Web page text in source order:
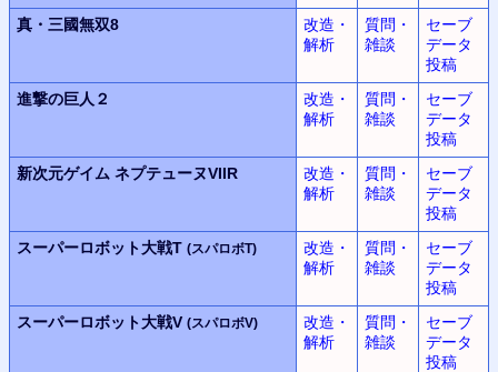
真・三國無双8
改造・
解析
質問・
雑談
セーブ
データ
投稿
進撃の巨人２
改造・
解析
質問・
雑談
セーブ
データ
投稿
新次元ゲイム ネプテューヌVIIR
改造・
解析
質問・
雑談
セーブ
データ
投稿
スーパーロボット大戦T (スパロボT)
改造・
解析
質問・
雑談
セーブ
データ
投稿
スーパーロボット大戦V (スパロボV)
改造・
解析
質問・
雑談
セーブ
データ
投稿